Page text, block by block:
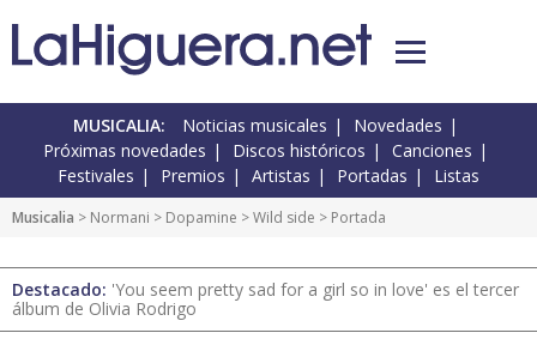
MUSICALIA: Noticias musicales
Novedades
Próximas novedades
Discos históricos
Canciones
Festivales
Premios Artistas Portadas Listas
Musicalia > Normani > Dopamine >Wild side > Portada
Destacado: 'You seem pretty sad for a girl so in love' es el tercer
álbum de Olivia Rodrigo